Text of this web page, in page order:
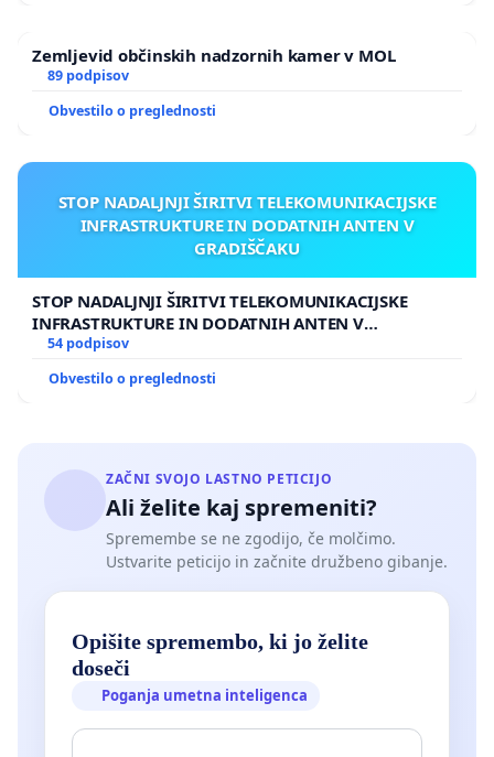
Zemljevid občinskih nadzornih kamer v MOL
89 podpisov
Obvestilo o preglednosti
STOP NADALJNJI ŠIRITVI TELEKOMUNIKACIJSKE
INFRASTRUKTURE IN DODATNIH ANTEN V
GRADIŠČAKU
STOP NADALJNJI ŠIRITVI TELEKOMUNIKACIJSKE
INFRASTRUKTURE IN DODATNIH ANTEN V
GRADIŠČAKU
54 podpisov
Obvestilo o preglednosti
ZAČNI SVOJO LASTNO PETICIJO
Ali želite kaj spremeniti?
Spremembe se ne zgodijo, če molčimo.
Ustvarite peticijo in začnite družbeno gibanje.
Opišite spremembo, ki jo želite
doseči
Poganja umetna inteligenca